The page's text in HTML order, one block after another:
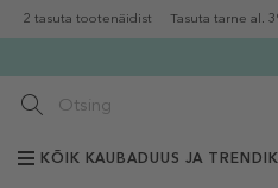
2 tasuta tootenäidist Tasuta tarne al.
KÕIK KAUBADUUS JA